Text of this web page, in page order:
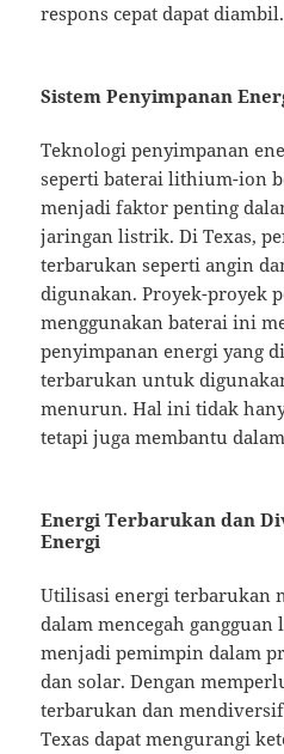
respons cepat dapat diambil.
Sistem Penyimpanan
Teknologi penyimpanan
seperti baterai lithium-ion
menjadi faktor penting
jaringan listrik. Di Texas,
terbarukan seperti angin
digunakan. Proyek-proyek
menggunakan baterai ini
penyimpanan energi yang
terbarukan untuk
menurun. Hal ini tidak
tetapi juga membantu
Energi Terbarukan dan
Energi
Utilisasi energi terbarukan
dalam mencegah
menjadi pemimpin dalam
dan solar. Dengan
terbarukan dan
Texas dapat mengurangi